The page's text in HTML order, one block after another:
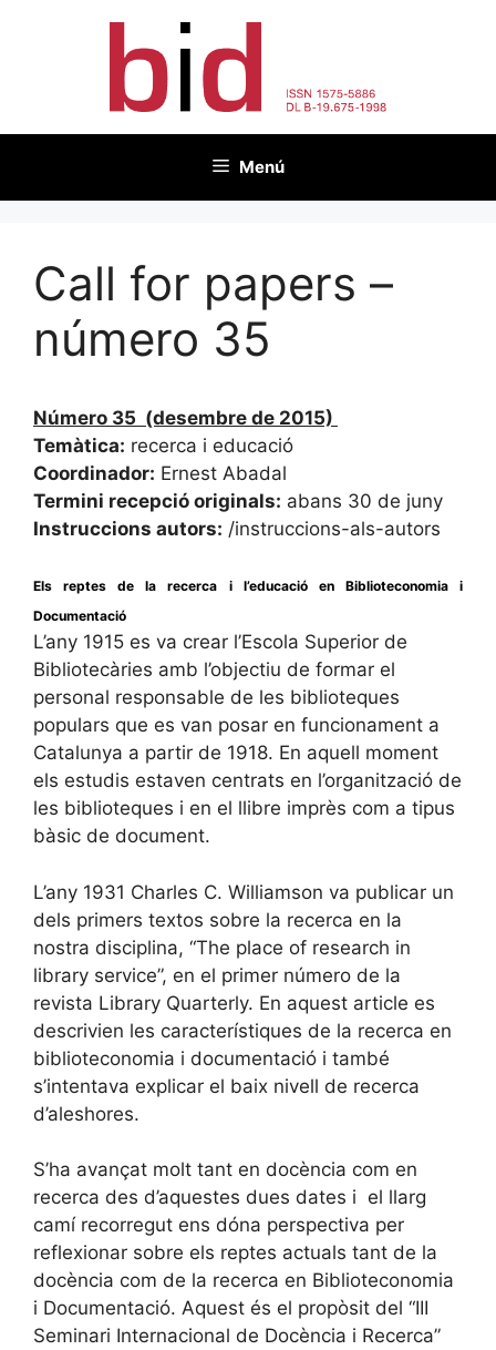
Menú
Call for papers –
número 35
Número 35 (desembre de 2015)
Temàtica: recerca i educació
Coordinador: Ernest Abadal
Termini recepció originals: abans 30 de juny
Instruccions autors: /instruccions-als-autors
Els reptes de la recerca i l’educació en Biblioteconomia i
Documentació
L’any 1915 es va crear l’Escola Superior de
Bibliotecàries amb l’objectiu de formar el
personal responsable de les biblioteques
populars que es van posar en funcionament a
Catalunya a partir de 1918. En aquell moment
els estudis estaven centrats en l’organització de
les biblioteques i en el llibre imprès com a tipus
bàsic de document.
L’any 1931 Charles C. Williamson va publicar un
dels primers textos sobre la recerca en la
nostra disciplina, “The place of research in
library service”, en el primer número de la
revista Library Quarterly. En aquest article es
descrivien les característiques de la recerca en
biblioteconomia i documentació i també
s’intentava explicar el baix nivell de recerca
d’aleshores.
S’ha avançat molt tant en docència com en
recerca des d’aquestes dues dates i el llarg
camí recorregut ens dóna perspectiva per
reflexionar sobre els reptes actuals tant de la
docència com de la recerca en Biblioteconomia
i Documentació. Aquest és el propòsit del “III
Seminari Internacional de Docència i Recerca”